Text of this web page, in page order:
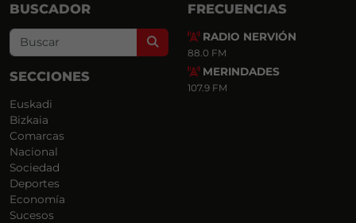
BUSCADOR
Search
SECCIONES
Euskadi
Bizkaia
Comarcas
Nacional
Sociedad
Deportes
Economía
Sucesos
FRECUENCIAS
RADIO NERVIÓN
88.0 FM
MERINDADES
107.9 FM